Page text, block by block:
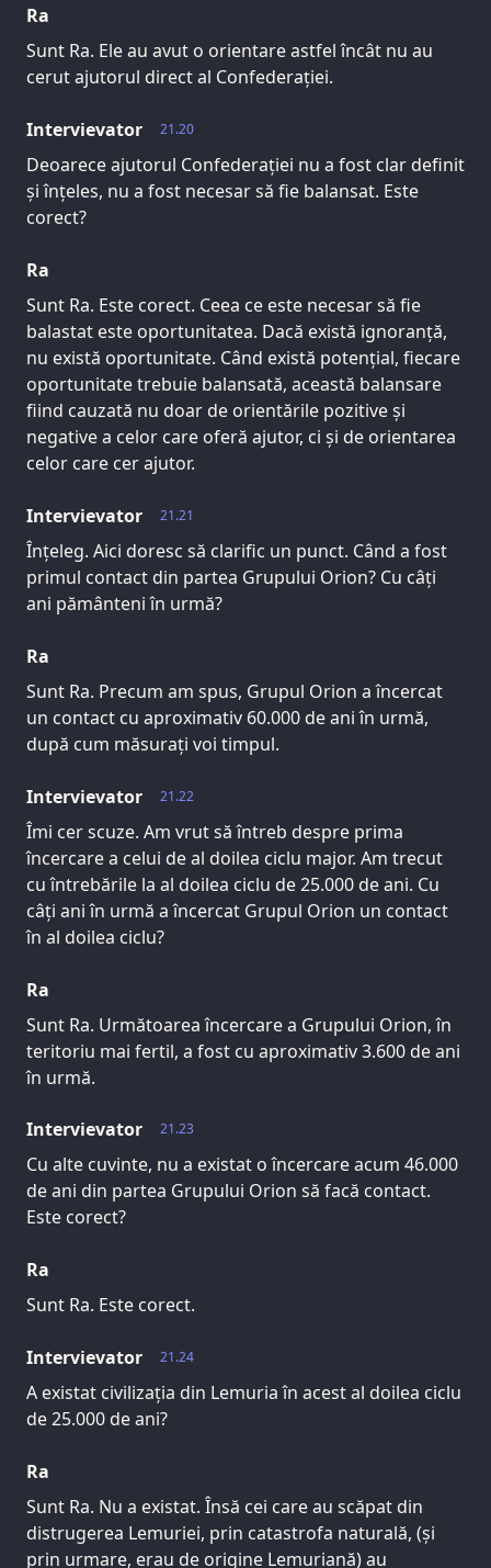
Ra
Sunt Ra. Ele au avut o orientare astfel încât nu au
cerut ajutorul direct al Confederației.
21.20
Intervievator
Deoarece ajutorul Confederației nu a fost clar definit
și înțeles, nu a fost necesar să fie balansat. Este
corect?
Ra
Sunt Ra. Este corect. Ceea ce este necesar să fie
balastat este oportunitatea. Dacă există ignoranță,
nu există oportunitate. Când există potențial, fiecare
oportunitate trebuie balansată, această balansare
fiind cauzată nu doar de orientările pozitive și
negative a celor care oferă ajutor, ci și de orientarea
celor care cer ajutor.
21.21
Intervievator
Înțeleg. Aici doresc să clarific un punct. Când a fost
primul contact din partea Grupului Orion? Cu câți
ani pământeni în urmă?
Ra
Sunt Ra. Precum am spus, Grupul Orion a încercat
un contact cu aproximativ 60.000 de ani în urmă,
după cum măsurați voi timpul.
21.22
Intervievator
Îmi cer scuze. Am vrut să întreb despre prima
încercare a celui de al doilea ciclu major. Am trecut
cu întrebările la al doilea ciclu de 25.000 de ani. Cu
câți ani în urmă a încercat Grupul Orion un contact
în al doilea ciclu?
Ra
Sunt Ra. Următoarea încercare a Grupului Orion, în
teritoriu mai fertil, a fost cu aproximativ 3.600 de ani
în urmă.
21.23
Intervievator
Cu alte cuvinte, nu a existat o încercare acum 46.000
de ani din partea Grupului Orion să facă contact.
Este corect?
Ra
Sunt Ra. Este corect.
21.24
Intervievator
A existat civilizația din Lemuria în acest al doilea ciclu
de 25.000 de ani?
Ra
Sunt Ra. Nu a existat. Însă cei care au scăpat din
distrugerea Lemuriei, prin catastrofa naturală, (și
prin urmare, erau de origine Lemuriană) au